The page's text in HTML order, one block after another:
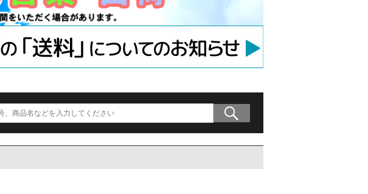
石膏ボード用アンカー
棚柱
キャスター
コンクリート等用アンカー
1×4、2×4の木材専用連結金具